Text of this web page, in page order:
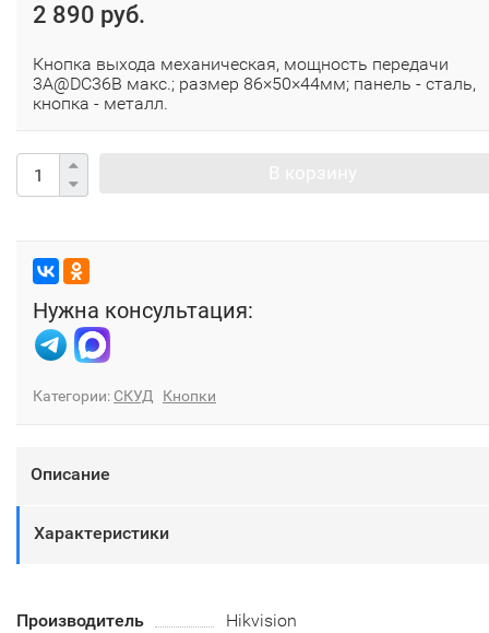
2 890 руб.
Кнопка выхода механическая, мощность передачи
3A@DC36В макс.; размер 86×50×44мм; панель - сталь,
кнопка - металл.
Нужна консультация:
Категории: СКУД Кнопки
Описание
Характеристики
Производитель
Hikvision